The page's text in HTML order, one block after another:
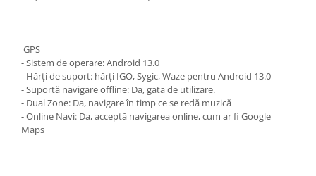
GPS
- Sistem de operare: Android 13.0
- Hărți de suport: hărți IGO, Sygic, Waze pentru Android 13.0
- Suportă navigare offline: Da, gata de utilizare.
- Dual Zone: Da, navigare în timp ce se redă muzică
- Online Navi: Da, acceptă navigarea online, cum ar fi Google
Maps